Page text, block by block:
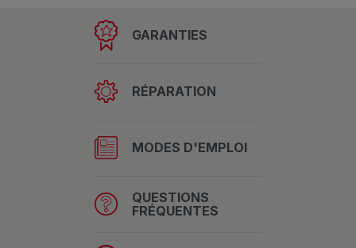
GARANTIES
RÉPARATION
MODES D'EMPLOI
QUESTIONS
FRÉQUENTES